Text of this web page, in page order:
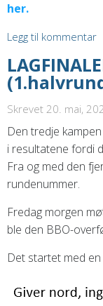
her.
Legg til kommentar
Skrevet 20. mai,
Den tredje
i resultatene fordi
Fra og med den
rundenummer.
Fredag morgen
ble den BBO-
Det startet med